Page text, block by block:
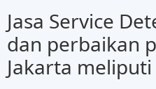
Jasa Service
dan perbaikan
Jakarta meliputi